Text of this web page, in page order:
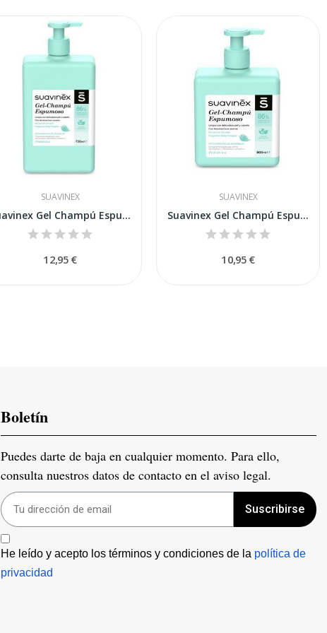
SUAVINEX
Suavinex Gel Champú Espumoso 750 ml
12,95 €
SUAVINEX
Suavinex Gel Champú Espumoso 500 ml
10,95 €
Boletín
Puedes darte de baja en cualquier momento. Para ello,
consulta nuestros datos de contacto en el aviso legal.
Suscribirse
He leído y acepto los términos y condiciones de la política de
privacidad